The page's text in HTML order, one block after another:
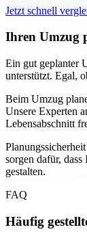
Jetzt schnell
Ihren Umzug
Ein gut geplanter
unterstützt. Egal,
Beim Umzug
Unsere Experten
Lebensabschnitt
sorgen dafür,
gestalten.
FAQ
Häufig